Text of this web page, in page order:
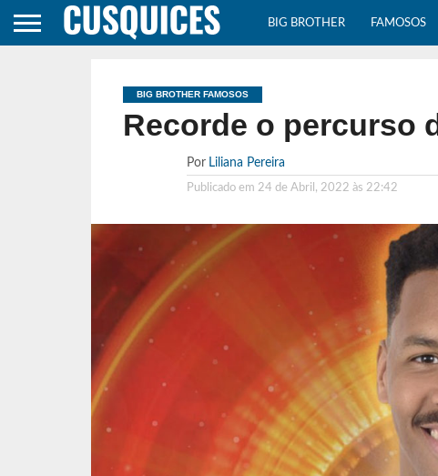
BIG BROTHER FAMOSOS
BIG BROTHER FAMOSOS
Recorde o percurso
Por Liliana Pereira
Publicado em 24 de Abril, 2022 às 22:42